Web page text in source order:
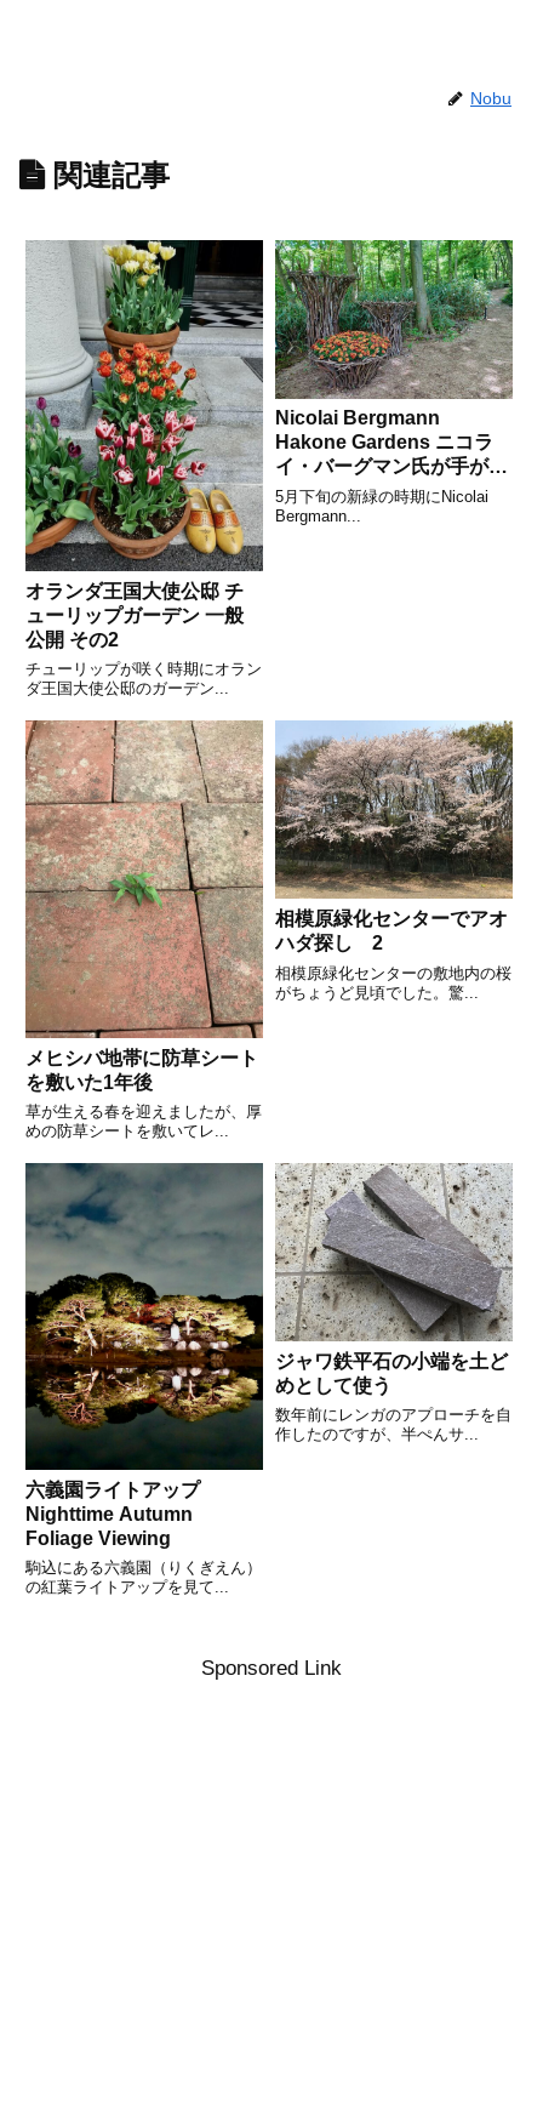
Nobu
関連記事
オランダ王国大使公邸 チ
ューリップガーデン 一般
公開 その2
チューリップが咲く時期にオラン
ダ王国大使公邸のガーデン...
Nicolai Bergmann
Hakone Gardens ニコラ
イ・バーグマン氏が手がけ
るインスタレーション
5月下旬の新緑の時期にNicolai
Bergmann...
メヒシバ地帯に防草シート
を敷いた1年後
草が生える春を迎えましたが、厚
めの防草シートを敷いてレ...
相模原緑化センターでアオ
ハダ探し 2
相模原緑化センターの敷地内の桜
がちょうど見頃でした。驚...
六義園ライトアップ
Nighttime Autumn
Foliage Viewing
駒込にある六義園（りくぎえん）
の紅葉ライトアップを見て...
ジャワ鉄平石の小端を土ど
めとして使う
数年前にレンガのアプローチを自
作したのですが、半ぺんサ...
Sponsored Link